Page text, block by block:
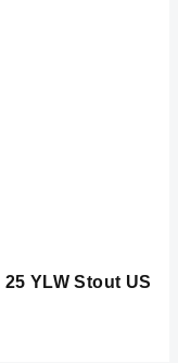
YLW Stout US